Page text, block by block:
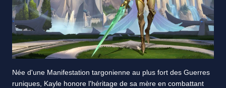
Née d'une Manifestation targonienne au plus fort des Guerres
runiques, Kayle honore l'héritage de sa mère en combattant